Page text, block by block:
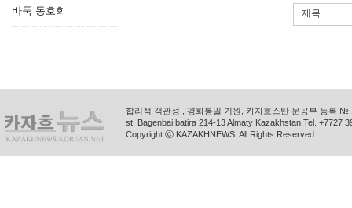
바둑 동호회 제목
합리적 객관성 , 평화통일 기원, 카자흐스탄 문공부 등록
st. Bagenbai batira 214-13 Almaty Kazakhstan Tel. +7727
Copyright ⓒ KAZAKHNEWS. All Rights Reserved.